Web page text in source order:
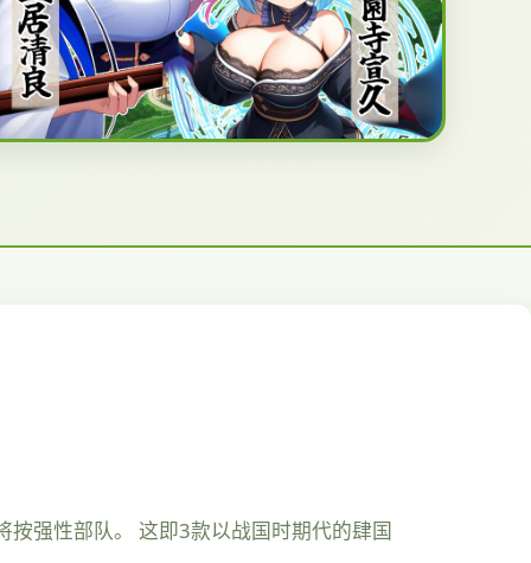
强性部队。 这即3款以战国时期代的肆国